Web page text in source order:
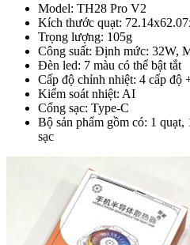
Model: TH28 Pro V2
Kích thước quạt:
Trọng lượng: 105g
Công suất: Định mức: 32W,
Đèn led: 7 màu có thể bật tắt
Cấp độ chỉnh nhiệt: 4 cấp độ
Kiểm soát nhiệt: AI
Cổng sạc: Type-C
Bộ sản phẩm gồm có: 1
sạc